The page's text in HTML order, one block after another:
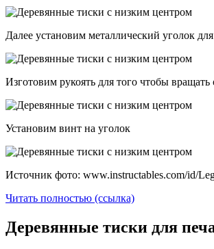
Далее установим металлический уголок
Изготовим рукоять для того чтобы
Установим винт на уголок
Источник фото: www.instructables.com/id/
Читать полностью (ссылка)
Деревянные тиски для